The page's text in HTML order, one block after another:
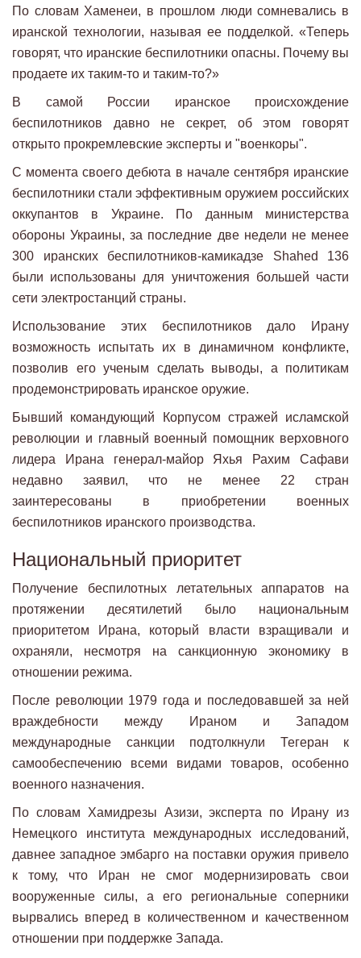
По словам Хаменеи, в прошлом люди сомневались в
иранской технологии, называя ее подделкой. «Теперь
говорят, что иранские беспилотники опасны. Почему вы
продаете их таким-то и таким-то?»
В самой России иранское происхождение
беспилотников давно не секрет, об этом говорят
открыто прокремлевские эксперты и "военкоры".
С момента своего дебюта в начале сентября иранские
беспилотники стали эффективным оружием российских
оккупантов в Украине. По данным министерства
обороны Украины, за последние две недели не менее
300 иранских беспилотников-камикадзе Shahed 136
были использованы для уничтожения большей части
сети электростанций страны.
Использование этих беспилотников дало Ирану
возможность испытать их в динамичном конфликте,
позволив его ученым сделать выводы, а политикам
продемонстрировать иранское оружие.
Бывший командующий Корпусом стражей исламской
революции и главный военный помощник верховного
лидера Ирана генерал-майор Яхья Рахим Сафави
недавно заявил, что не менее 22 стран
заинтересованы в приобретении военных
беспилотников иранского производства.
Национальный приоритет
Получение беспилотных летательных аппаратов на
протяжении десятилетий было национальным
приоритетом Ирана, который власти взращивали и
охраняли, несмотря на санкционную экономику в
отношении режима.
После революции 1979 года и последовавшей за ней
враждебности между Ираном и Западом
международные санкции подтолкнули Тегеран к
самообеспечению всеми видами товаров, особенно
военного назначения.
По словам Хамидрезы Азизи, эксперта по Ирану из
Немецкого института международных исследований,
давнее западное эмбарго на поставки оружия привело
к тому, что Иран не смог модернизировать свои
вооруженные силы, а его региональные соперники
вырвались вперед в количественном и качественном
отношении при поддержке Запада.